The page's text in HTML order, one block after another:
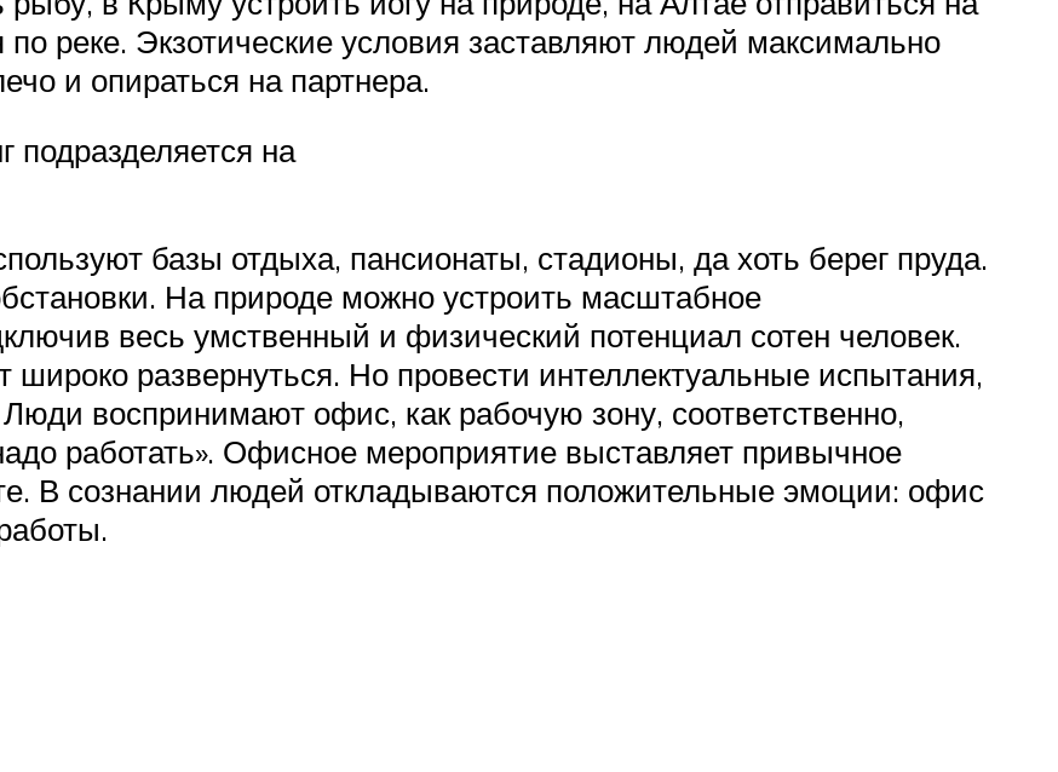
реке. Экзотические условия заставляют людей максимально
и опираться на партнера.
подразделяется на
базы отдыха, пансионаты, стадионы, да хоть берег пруда.
На природе можно устроить масштабное
весь умственный и физический потенциал сотен человек.
развернуться. Но провести интеллектуальные испытания,
воспринимают офис, как рабочую зону, соответственно,
работать». Офисное мероприятие выставляет привычное
В сознании людей откладываются положительные эмоции: офис